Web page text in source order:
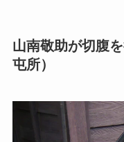
山南敬助が切腹
屯所）